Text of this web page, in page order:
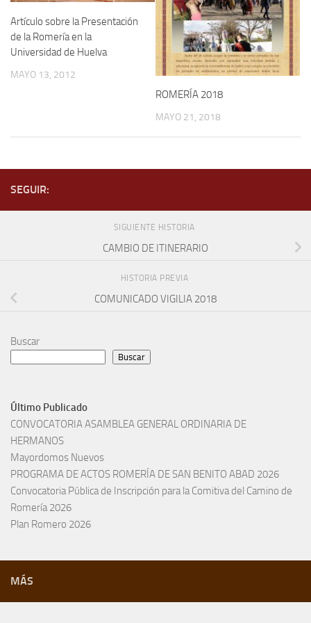
Artículo sobre la Presentación
de la Romería en la
Universidad de Huelva
MAYO 13, 2012
ROMERÍA 2018
MAYO 21, 2018
SEGUIR:
SIGUIENTE HISTORIA
CAMBIO DE ITINERARIO
HISTORIA PREVIA
COMUNICADO VIGILIA 2018
Buscar
Buscar
Último Publicado
CONVOCATORIA ASAMBLEA GENERAL ORDINARIA DE
HERMANOS
Mayordomos Nuevos
PROGRAMA DE ACTOS ROMERÍA DE SAN BENITO ABAD 2026
Convocatoria Pública de Inscripción para la Comitiva del Camino de
Romería 2026
Plan Romero 2026
MÁS